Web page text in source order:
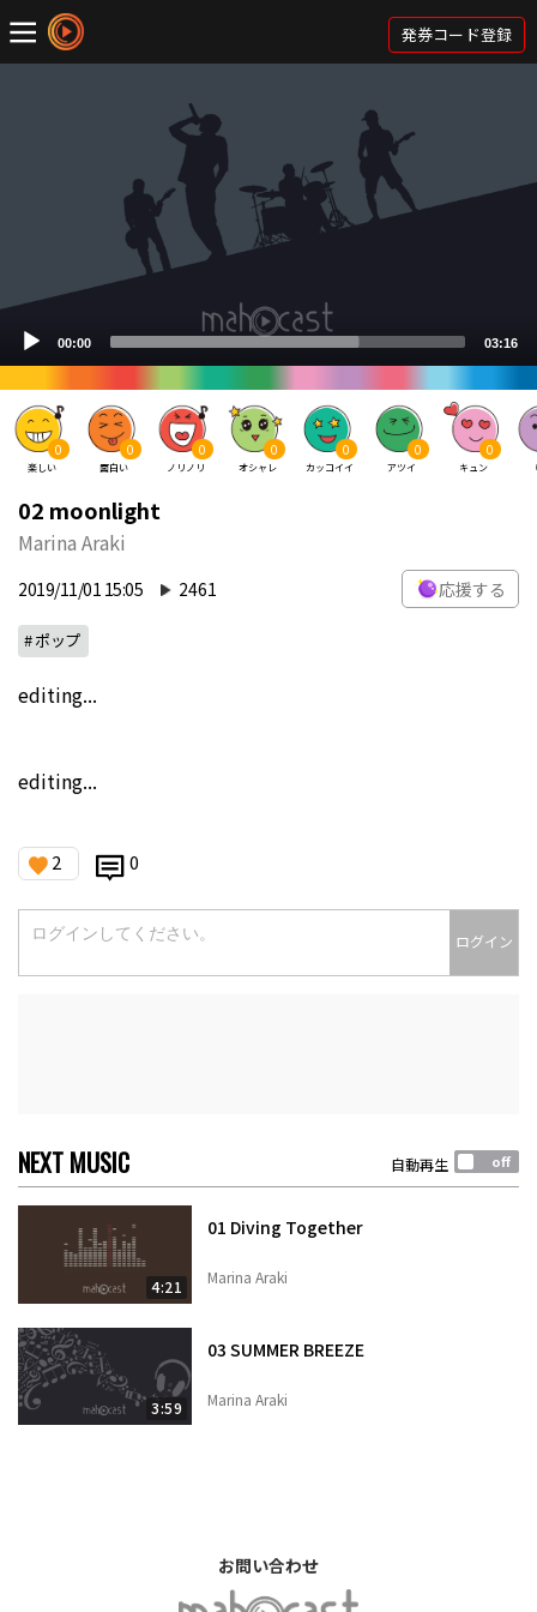
発券コード登録
0
楽しい
0
面白い
0
ノリノリ
0
オシャレ
0
カッコイイ
0
アツイ
0
キュン
02 moonlight
Marina Araki
2019/11/01 15:05 2461 応援する
# ポップ
editing...
editing...
2 0
ログイン
NEXT MUSIC 自動再生
4:21
01 Diving Together
Marina Araki
3:59
03 SUMMER BREEZE
Marina Araki
お問い合わせ